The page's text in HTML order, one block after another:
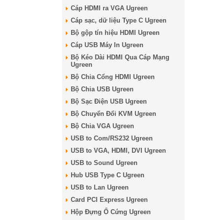
Cáp HDMI ra VGA Ugreen
Cáp sạc, dữ liệu Type C Ugreen
Bộ gộp tín hiệu HDMI Ugreen
Cáp USB Máy In Ugreen
Bộ Kéo Dài HDMI Qua Cáp Mạng
Ugreen
Bộ Chia Cổng HDMI Ugreen
Bộ Chia USB Ugreen
Bộ Sạc Điện USB Ugreen
Bộ Chuyển Đổi KVM Ugreen
Bộ Chia VGA Ugreen
USB to Com/RS232 Ugreen
USB to VGA, HDMI, DVI Ugreen
USB to Sound Ugreen
Hub USB Type C Ugreen
USB to Lan Ugreen
Card PCI Express Ugreen
Hộp Đựng Ổ Cứng Ugreen